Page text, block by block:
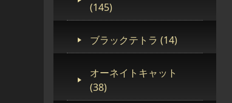
(145)
ブラックテトラ (14)
オーネイトキャット
(38)